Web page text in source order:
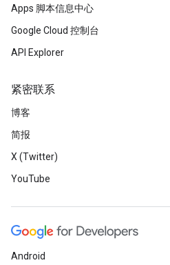
Apps 脚本信息中心
Google Cloud 控制台
API Explorer
紧密联系
博客
简报
X (Twitter)
YouTube
Android